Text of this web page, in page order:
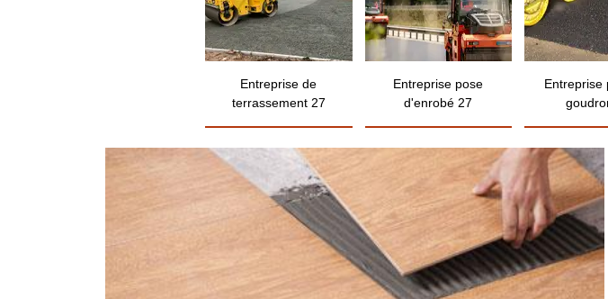
Entreprise de
terrassement 27
Entreprise pose
d'enrobé 27
Entreprise